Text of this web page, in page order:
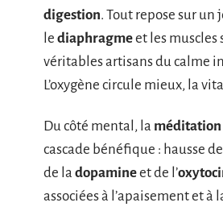
digestion. Tout repose sur
le diaphragmeet les muscles
véritables artisans du calme
L’oxygène circule mieux, la
Du côté mental, la méditation
cascade bénéfique : hausse
de la dopamineet de l’
associées à l’apaisement et à